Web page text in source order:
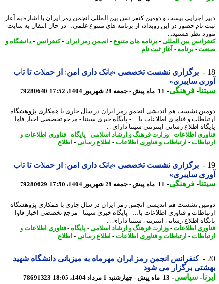
اجرایی بیست و دومین کنفرانس بین المللی انجمن رمز ایران با اشاره به آغاز
نام حضور در این رویداد، از برنامه های متنوع علمی، - در ﺣﺎل اﻧﺘﻘﺎل ﺑﻪ ﺳﺎﯾﺖ
ﻧﻈﺮ ﻫﺴﺘﯿﺪ...
بین المللی-برنامه های متنوع-انجمن رمز ایران - کنفرانس -دانشگاه و
-برنامه -آغاز ثبت نام
برگزاری نشست تخصصی «بانک داری امن: از حملات تا تاب
سایبری»
-فرهنگی-11 ماه پیش - جمعه 28 شهریور 1404، 17:52 79280640
نشست هم اندیشی انجمن رمز ایران در سال جاری با همکاری پژوهشگاه
و فناوری اطلاعات با… - پایگاه خبری سیتنا - مرجع تخصصی اخبار فاوا
اطلاع رسانی اینترنتی سیتنا دارای ...
اطلاعات-وزارت فرهنگ و ارشاد اسلامی-پایگاه-فناوری اطلاعات و
-ارتباطات و فناوری اطلاعات-اطلاع رسانی-اطلاع
برگزاری نشست تخصصی «بانک داری امن: از حملات تا تاب
سایبری»
-فرهنگی-11 ماه پیش - جمعه 28 شهریور 1404، 17:50 79280629
نشست هم اندیشی انجمن رمز ایران در سال جاری با همکاری پژوهشگاه
و فناوری اطلاعات با… - پایگاه خبری سیتنا - مرجع تخصصی اخبار فاوا
اطلاع رسانی اینترنتی سیتنا دارای ...
اطلاعات-وزارت فرهنگ و ارشاد اسلامی-پایگاه-فناوری اطلاعات و
-ارتباطات و فناوری اطلاعات-اطلاع رسانی-اطلاع
کنفرانس انجمن رمز ایران مهرماه به میزبانی دانشگاه شهید
برگزار می شود
-سیاسی-13 ماه پیش - چهارشنبه 1 مرداد 1404، 18:05 78691323